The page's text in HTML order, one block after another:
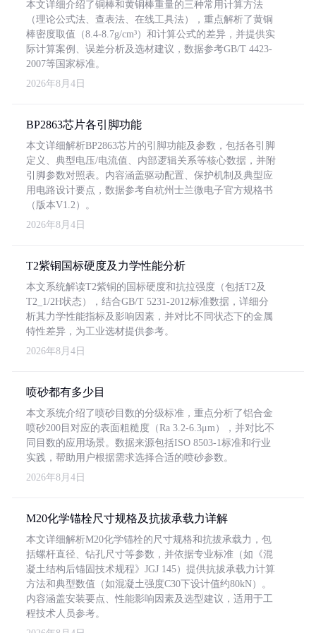
本文详细介绍了铜棒和黄铜棒重量的三种常用计算方法
（理论公式法、查表法、在线工具法），重点解析了黄铜
棒密度取值（8.4-8.7g/cm³）和计算公式的差异，并提供实
际计算案例、误差分析及选材建议，数据参考GB/T 4423-
2007等国家标准。
2026年8月4日
BP2863芯片各引脚功能
本文详细解析BP2863芯片的引脚功能及参数，包括各引脚
定义、典型电压/电流值、内部逻辑关系等核心数据，并附
引脚参数对照表。内容涵盖驱动配置、保护机制及典型应
用电路设计要点，数据参考自杭州士兰微电子官方规格书
（版本V1.2）。
2026年8月4日
T2紫铜国标硬度及力学性能分析
本文系统解读T2紫铜的国标硬度和抗拉强度（包括T2及
T2_1/2H状态），结合GB/T 5231-2012标准数据，详细分
析其力学性能指标及影响因素，并对比不同状态下的金属
特性差异，为工业选材提供参考。
2026年8月4日
喷砂都有多少目
本文系统介绍了喷砂目数的分级标准，重点分析了铝合金
喷砂200目对应的表面粗糙度（Ra 3.2-6.3μm），并对比不
同目数的应用场景。数据来源包括ISO 8503-1标准和行业
实践，帮助用户根据需求选择合适的喷砂参数。
2026年8月4日
M20化学锚栓尺寸规格及抗拔承载力详解
本文详细解析M20化学锚栓的尺寸规格和抗拔承载力，包
括螺杆直径、钻孔尺寸等参数，并依据专业标准（如《混
凝土结构后锚固技术规程》JGJ 145）提供抗拔承载力计算
方法和典型数值（如混凝土强度C30下设计值约80kN）。
内容涵盖安装要点、性能影响因素及选型建议，适用于工
程技术人员参考。